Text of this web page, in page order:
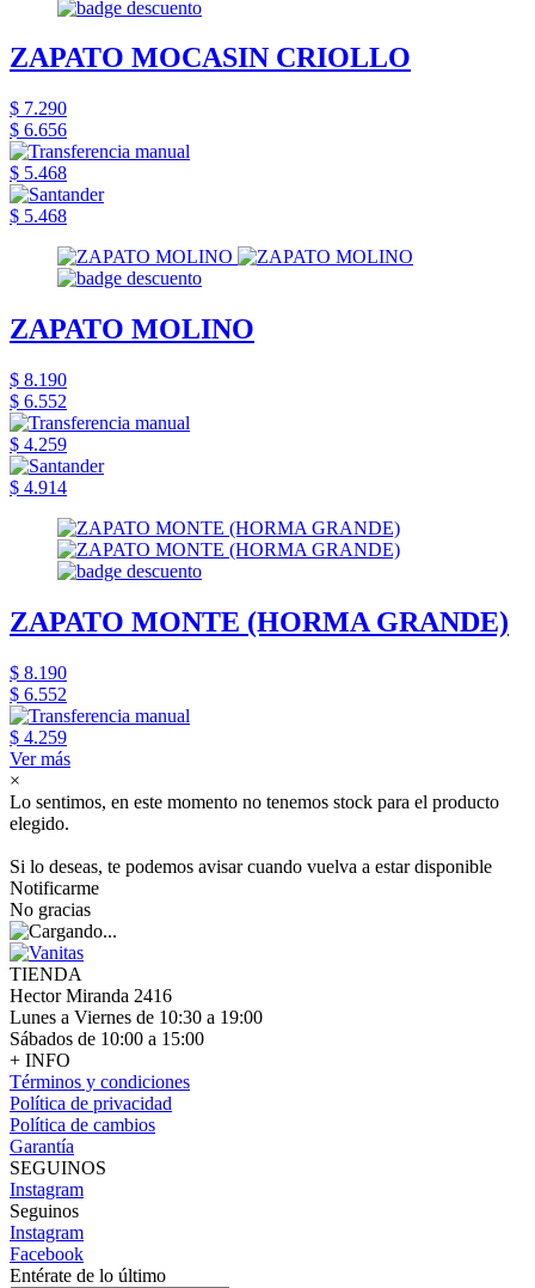
ZAPATO MOCASIN CRIOLLO
$ 7.290
$ 6.656
$ 5.468
$ 5.468
ZAPATO MOLINO
$ 8.190
$ 6.552
$ 4.259
$ 4.914
ZAPATO MONTE (HORMA GRANDE)
$ 8.190
$ 6.552
$ 4.259
Ver más
×
Lo sentimos, en este momento no tenemos stock para el producto
elegido.
Si lo deseas, te podemos avisar cuando vuelva a estar disponible
Notificarme
No gracias
TIENDA
Hector Miranda 2416
Lunes a Viernes de 10:30 a 19:00
Sábados de 10:00 a 15:00
+ INFO
Términos y condiciones
Política de privacidad
Política de cambios
Garantía
SEGUINOS
Instagram
Seguinos
Instagram
Facebook
Entérate de lo último